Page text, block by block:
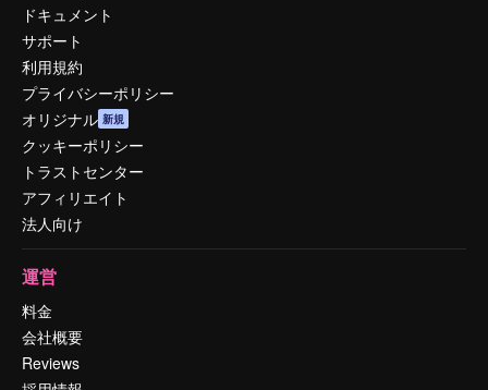
ドキュメント
サポート
利用規約
プライバシーポリシー
オリジナル 新規
クッキーポリシー
トラストセンター
アフィリエイト
法人向け
運営
料金
会社概要
Reviews